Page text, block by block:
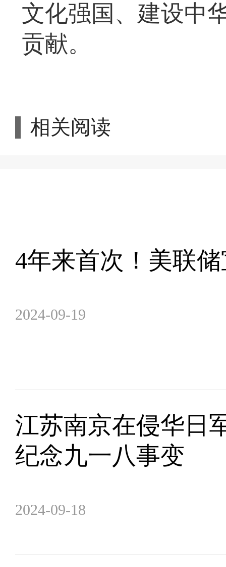
文化强国、建设中
贡献。
相关阅读
4年来首次！美联
2024-09-19
江苏南京在侵华日
纪念九一八事变
2024-09-18